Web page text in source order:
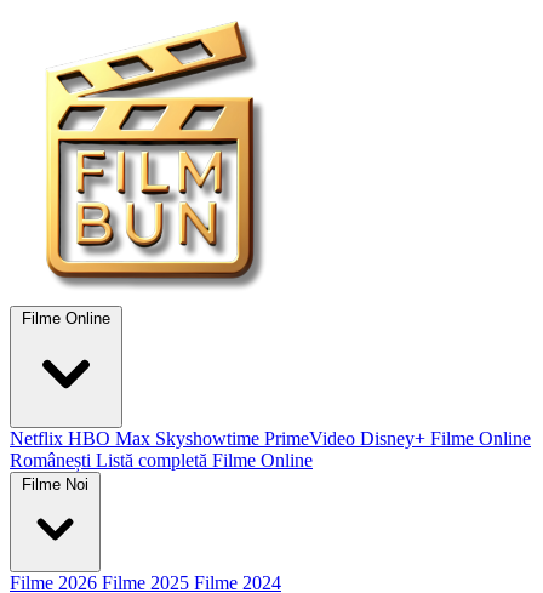
Filme Online
Netflix HBO Max Skyshowtime PrimeVideo Disney+ Filme Online
Românești Listă completă Filme Online
Filme Noi
Filme 2026 Filme 2025 Filme 2024